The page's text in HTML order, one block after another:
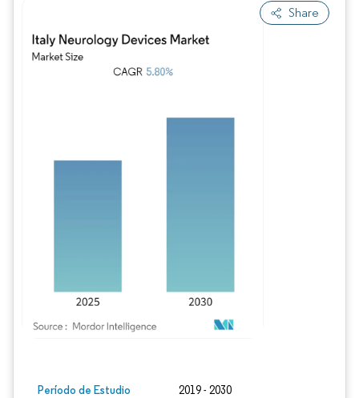
Share
Período de Estudio 2019 - 2030